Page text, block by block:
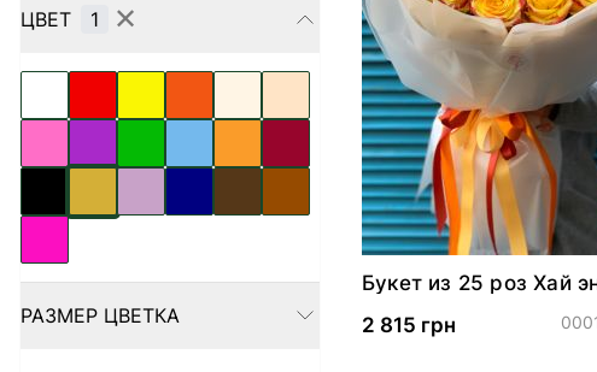
ЦВЕТ 1 ✕
РАЗМЕР ЦВЕТКА
FILTER
Букет из 25 роз Хай
2 815 грн